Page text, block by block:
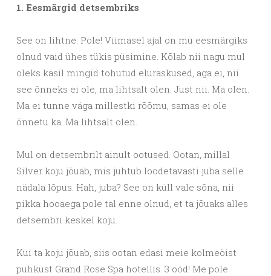
1. Eesmärgid detsembriks
See on lihtne. Pole! Viimasel ajal on mu eesmärgiks
olnud vaid ühes tükis püsimine. Kõlab nii nagu mul
oleks käsil mingid tohutud eluraskused, aga ei, nii
see õnneks ei ole, ma lihtsalt olen. Just nii. Ma olen.
Ma ei tunne väga millestki rõõmu, samas ei ole
õnnetu ka. Ma lihtsalt olen.
Mul on detsembrilt ainult ootused. Ootan, millal
Silver koju jõuab, mis juhtub loodetavasti juba selle
nädala lõpus. Hah, juba? See on küll vale sõna, nii
pikka hooaega pole tal enne olnud, et ta jõuaks alles
detsembri keskel koju.
Kui ta koju jõuab, siis ootan edasi meie kolmeöist
puhkust Grand Rose Spa hotellis. 3 ööd! Me pole